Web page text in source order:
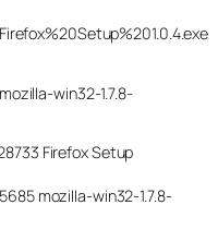
win32-1.7.8-
Firefox Setup
mozilla-win32-1.7.8-